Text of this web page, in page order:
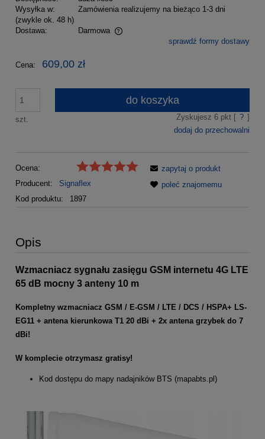
Wysyłka w:
Zamówienia realizujemy na bieżąco 1-3 dni
(zwykle ok. 48 h)
Dostawa:
Darmowa
Cena nie zawiera ewentualnych kosztów płatnościsprawdź formy dostawy
Cena: 609,00 zł
szt.
do koszyka
Zyskujesz 6pkt [ ? ]
dodaj do przechowalni
Ocena:
Producent:
Signaflex
Kod produktu:
1897
zapytaj o produkt
poleć znajomemu
Opis
Wzmacniacz sygnału zasięgu GSM internetu 4G LTE
65 dB mocny 3 anteny 10 m
Kompletny wzmacniacz GSM / E-GSM / LTE / DCS / HSPA+ LS-
EG11 + antena kierunkowa T1 20 dBi + 2x antena grzybek do 7
dBi!
W komplecie otrzymasz gratisy!
Kod dostępu do mapy nadajników BTS (mapabts.pl)